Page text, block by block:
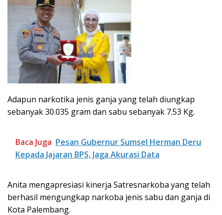
Adapun narkotika jenis ganja yang telah diungkap
sebanyak 30.035 gram dan sabu sebanyak 7.53 Kg.
Baca Juga Pesan Gubernur Sumsel Herman Deru
Kepada Jajaran BPS, Jaga Akurasi Data
Anita mengapresiasi kinerja Satresnarkoba yang telah
berhasil mengungkap narkoba jenis sabu dan ganja di
Kota Palembang.